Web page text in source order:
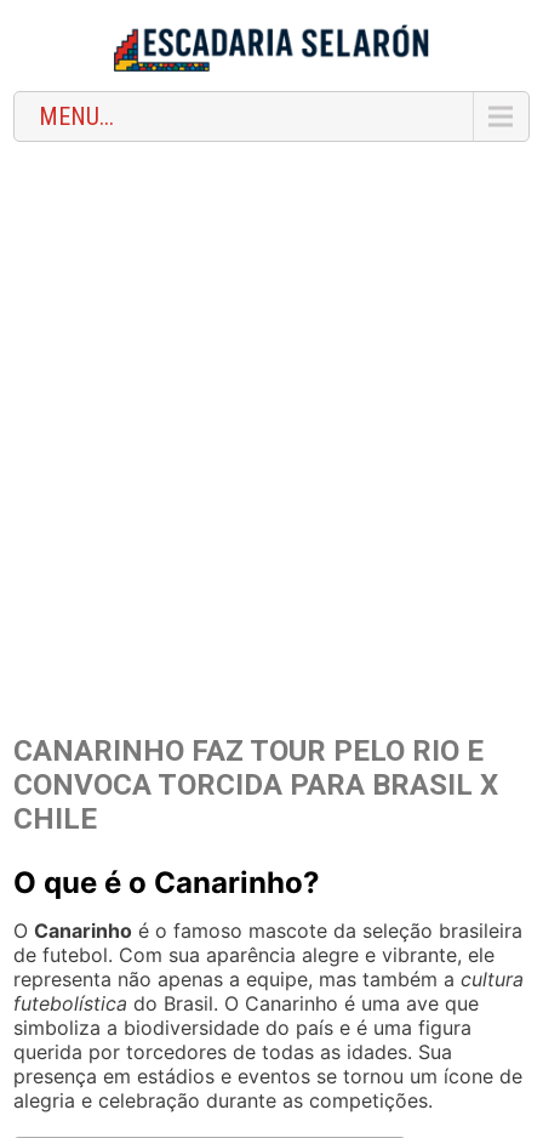
MENU...
CANARINHO FAZ TOUR PELO RIO E
CONVOCA TORCIDA PARA BRASIL X
CHILE
O que é o Canarinho?
OCanarinho é o famoso mascote da seleção brasileira
de futebol. Com sua aparência alegre e vibrante, ele
representa não apenas a equipe, mas também acultura
futebolística do Brasil. O Canarinho é uma ave que
simboliza a biodiversidade do país e é uma figura
querida por torcedores de todas as idades. Sua
presença em estádios e eventos se tornou um ícone de
alegria e celebração durante as competições.